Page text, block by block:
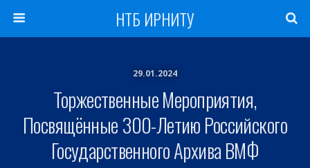
НТБ ИРНИТУ
29.01.2024
Торжественные Мероприятия,
Посвящённые 300-Летию Российского
Государственного Архива ВМФ